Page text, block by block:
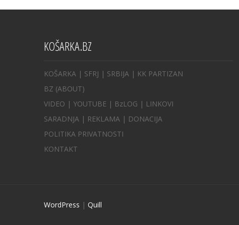
KOŠARKA.BZ
KOŠARKA | SFRJ | SRBIJA | KK PARTIZAN
BZ (ABOUT)
VIDEO | YOUTUBE | BzLOG | LINKOVI
SARADNJA | REKLAMA | DONACIJA
POLITIKA PRIVATNOSTI
KONTAKT
WordPress | Quill